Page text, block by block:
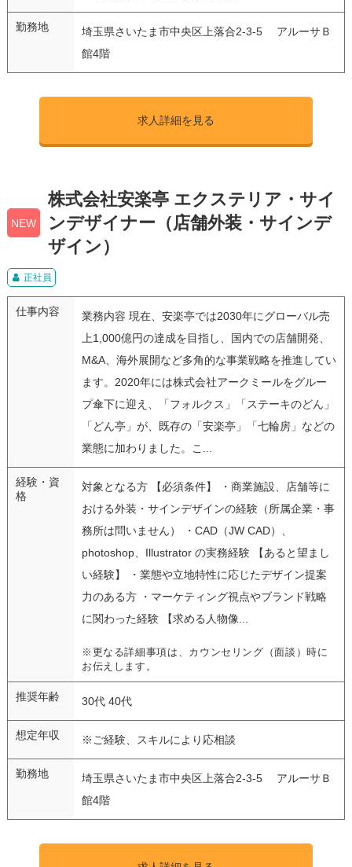
勤務地
埼玉県さいたま市中央区上落合2-3-5 アルーサＢ
館4階
求人詳細を見る
NEW
株式会社安楽亭 エクステリア・サイ
ンデザイナー（店舗外装・サインデ
ザイン）
正社員
仕事内容
業務内容 現在、安楽亭では2030年にグローバル売
上1,000億円の達成を目指し、国内での店舗開発、
M&A、海外展開など多角的な事業戦略を推進してい
ます。2020年には株式会社アークミールをグルー
プ傘下に迎え、「フォルクス」「ステーキのどん」
「どん亭」が、既存の「安楽亭」「七輪房」などの
業態に加わりました。こ...
経験・資
格
対象となる方 【必須条件】 ・商業施設、店舗等に
おける外装・サインデザインの経験（所属企業・事
務所は問いません） ・CAD（JW CAD）、
photoshop、Illustrator の実務経験 【あると望まし
い経験】 ・業態や立地特性に応じたデザイン提案
力のある方 ・マーケティング視点やブランド戦略
に関わった経験 【求める人物像...
※更なる詳細事項は、カウンセリング（面談）時に
お伝えします。
推奨年齢 30代 40代
想定年収 ※ご経験、スキルにより応相談
勤務地
埼玉県さいたま市中央区上落合2-3-5 アルーサＢ
館4階